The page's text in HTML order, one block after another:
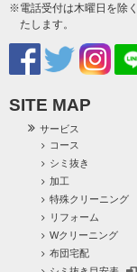
※電話受付は木曜日を除
たします。
SITE MAP
サービス
コース
シミ抜き
加工
特殊クリーニング
リフォーム
Wクリーニング
布団宅配